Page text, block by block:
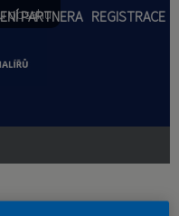
obsahu
PARTNERA REGISTRACE